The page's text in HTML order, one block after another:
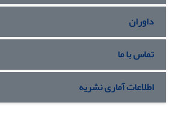
داوران
تماس با ما
اطلاعات آماری نشریه